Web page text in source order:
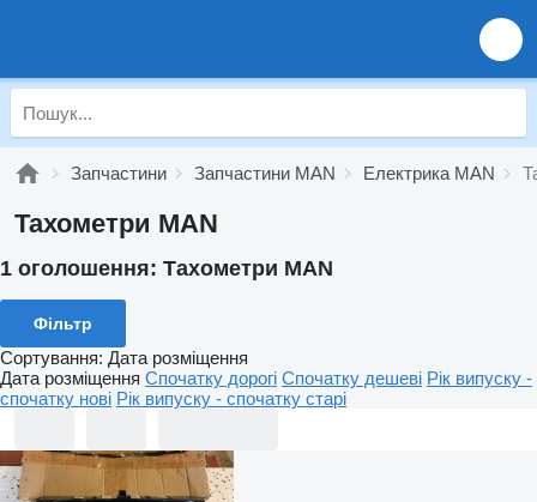
Запчастини Запчастини MAN Електрика MAN
Тахометри MAN
1 оголошення: Тахометри MAN
Фільтр
Сортування: Дата розміщення
Дата розміщення Спочатку дорогі Спочатку дешеві Рік випуску -
спочатку нові Рік випуску - спочатку старі